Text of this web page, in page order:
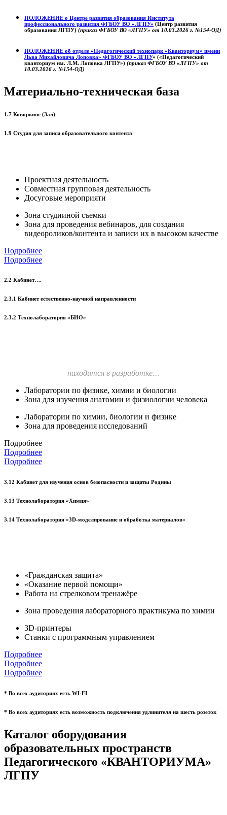
ПОЛОЖЕНИЕ о Центре развития образования Института
профессионального развития ФГБОУ ВО «ЛГПУ» (Центр развития
образования ЛГПУ) (приказ ФГБОУ ВО «ЛГПУ» от 10.03.2026 г. №154-ОД)
ПОЛОЖЕНИЕ об отделе «Педагогический технопарк «Кванториум» имени
Льва Михайловича Лоповка» ФГБОУ ВО «ЛГПУ» («Педагогический
кванториум им. Л.М. Лоповка ЛГПУ») (приказ ФГБОУ ВО «ЛГПУ» от
10.03.2026 г. №154-ОД)
Материально-техническая база
1.7 Коворкинг (Зал)
1.9 Студия для записи образовательного контента
Проектная деятельность
Совместная групповая деятельность
Досуговые мероприяти
Зона студииной съемки
Зона для проведения вебинаров, для создания
видеороликов/контента и записи их в высоком качестве
Подробнее
Подробнее
2.2 Кабинет….
2.3.1 Кабинет естественно-научной направленности
2.3.2 Технолаборатория «БИО»
находится в разработке…
Лаборатории по физике, химии и биологии
Зона для изучения анатомии и физиологии человека
Лаборатории по химии, биологии и физике
Зона для проведения исследований
Подробнее
Подробнее
Подробнее
3.12 Кабинет для изучения основ безопасности и защиты Родины
3.13 Технолаборатория «Химия»
3.14 Технолаборатория «3D-моделирование и обработка материалов»
«Гражданская защита»
«Оказание первой помощи»
Работа на стрелковом тренажёре
Зона проведения лабораторного практикума по химии
3D-принтеры
Станки с программным управлением
Подробнее
Подробнее
Подробнее
* Во всех аудиториях есть WI-FI
* Во всех аудиториях есть возможность подключения удлинителя на шесть розеток
Каталог оборудования
образовательных пространств
Педагогического «КВАНТОРИУМА»
ЛГПУ